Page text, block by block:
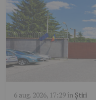
6 aug. 2026, 17:29în Știri